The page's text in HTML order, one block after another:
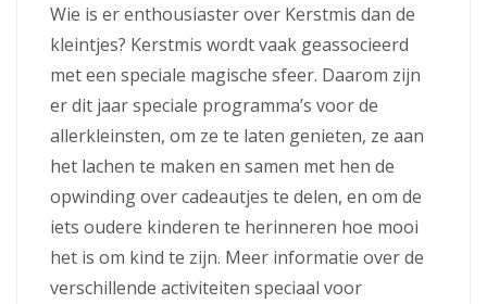
Wie is er enthousiaster over Kerstmis dan de
kleintjes? Kerstmis wordt vaak geassocieerd
met een speciale magische sfeer. Daarom zijn
er dit jaar speciale programma’s voor de
allerkleinsten, om ze te laten genieten, ze aan
het lachen te maken en samen met hen de
opwinding over cadeautjes te delen, en om de
iets oudere kinderen te herinneren hoe mooi
het is om kind te zijn. Meer informatie over de
verschillende activiteiten speciaal voor